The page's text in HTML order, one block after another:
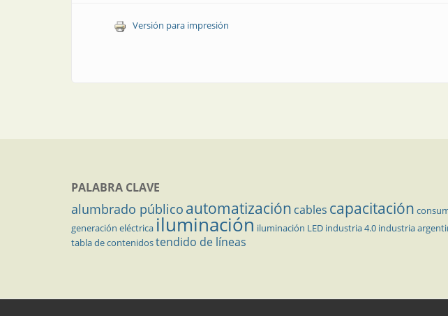
Versión para impresión
PALABRA CLAVE
alumbrado público automatización cables capacitación
generación eléctrica iluminación iluminación LED industria 4.0 industria
tabla de contenidostendido de líneas